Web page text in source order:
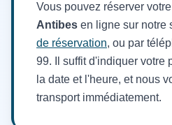
Vous pouvez réserver votre
Antibes en ligne sur notre
de réservation, ou par
99. Il suffit d'indiquer votre
la date et l'heure, et nous
transport immédiatement.